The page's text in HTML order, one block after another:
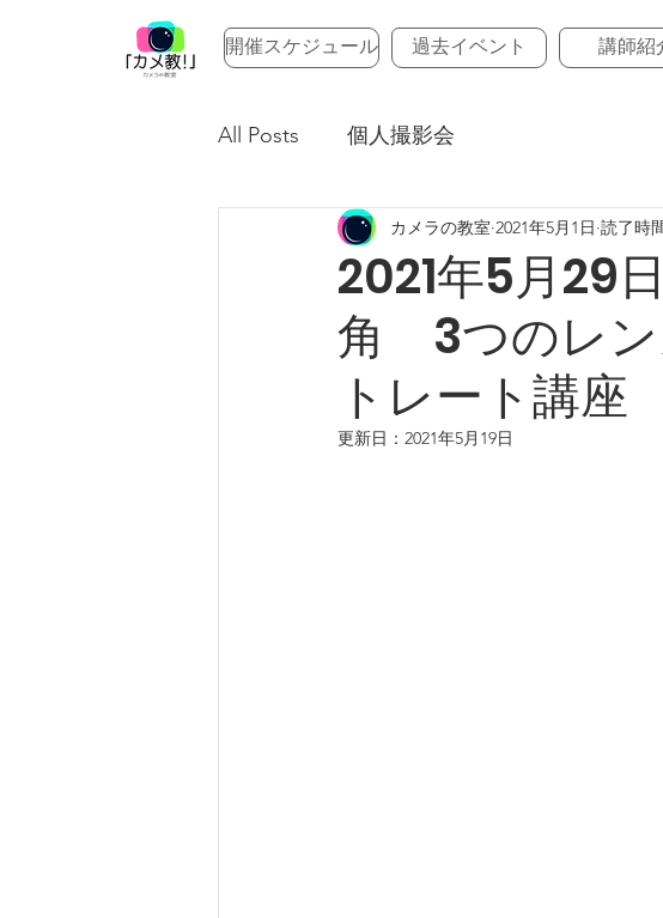
開催スケジュール 過去イベント 講師紹
All Posts 個人撮影会
2021年5月29
角 3つのレン
トレート講座
カメラの教室 2021年5月1日 読了時
更新日： 2021年5月19日